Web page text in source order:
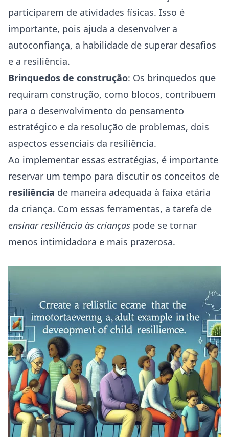
participarem de atividades físicas. Isso é
importante, pois ajuda a desenvolver a
autoconfiança, a habilidade de superar desafios
e a resiliência.
Brinquedos de construção: Os brinquedos que
requiram construção, como blocos, contribuem
para o desenvolvimento do pensamento
estratégico e da resolução de problemas, dois
aspectos essenciais da resiliência.
Ao implementar essas estratégias, é importante
reservar um tempo para discutir os conceitos de
resiliência de maneira adequada à faixa etária
da criança. Com essas ferramentas, a tarefa de
ensinar resiliência às crianças pode se tornar
menos intimidadora e mais prazerosa.